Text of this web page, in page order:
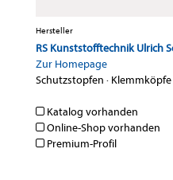
Hersteller
RS Kunststofftechnik Ulrich
Zur Homepage
Schutzstopfen · Klemmköpfe
Katalog vorhanden
Online-Shop vorhanden
Premium-Profil